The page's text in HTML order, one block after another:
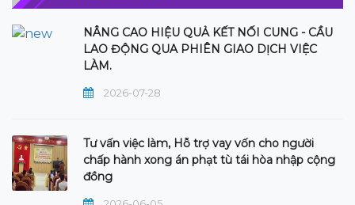
NÂNG CAO HIỆU QUẢ KẾT NỐI CUNG - CẦU
LAO ĐỘNG QUA PHIÊN GIAO DỊCH VIỆC
LÀM.
2026-07-28
Tư vấn việc làm, Hỗ trợ vay vốn cho người
chấp hành xong án phạt tù tái hòa nhập cộng
đồng